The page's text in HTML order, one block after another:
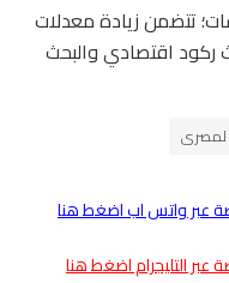
تتضمن زيادة معدلات
ركود اقتصادي والبحث
عبر واتس اب اضغط هنا
عبر التليجرام اضغط هنا